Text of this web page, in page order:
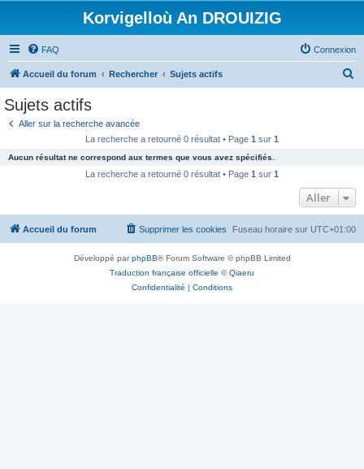
Korvigelloù An DROUIZIG
FAQ Connexion
Accueil du forum Rechercher Sujets actifs
c
e
Sujets actifs
Aller sur la recherche avancée
La recherche a retourné 0 résultat • Page 1 sur 1
Aucun résultat ne correspond aux termes que vous avez spécifiés.
La recherche a retourné 0 résultat • Page 1 sur 1
Aller
Accueil du forum Fuseau horaire sur UTC+01:00
Supprimer les cookies
Développé parphpBB® Forum Software © phpBB Limited
Traduction française officielle ©Qiaeru
Confidentialité | Conditions